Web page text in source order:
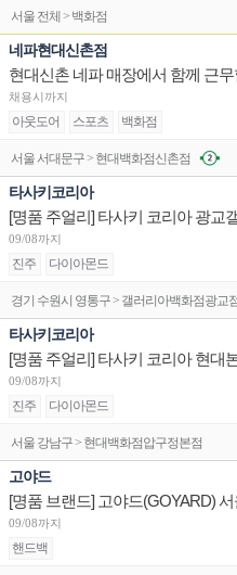
서울 전체 > 백화점
네파현대신촌점
현대신촌 네파 매장에서 함께 근
채용시까지
아웃도어 스포츠 백화점
서울 서대문구 > 현대백화점신촌점
타사키코리아
09/08까지
진주 다이아몬드
경기 수원시 영통구 > 갤러리아백화점광교
타사키코리아
09/08까지
진주 다이아몬드
서울 강남구 > 현대백화점압구정본점
고야드
09/08까지
핸드백